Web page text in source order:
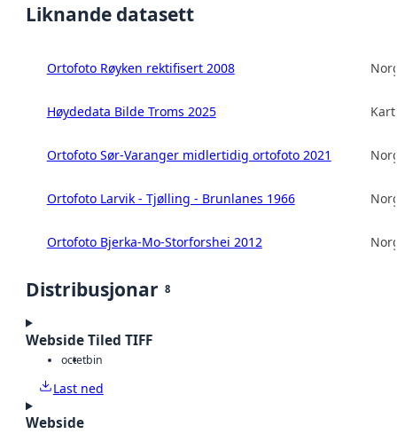
Liknande datasett
Ortofoto Røyken rektifisert 2008
Høydedata Bilde Troms 2025
Ortofoto Sør-Varanger midlertidig ortofoto 2021
Ortofoto Larvik - Tjølling - Brunlanes 1966
Ortofoto Bjerka-Mo-Storforshei 2012
Distribusjonar 8
Webside Tiled TIFF
octetbin
Last ned
Webside